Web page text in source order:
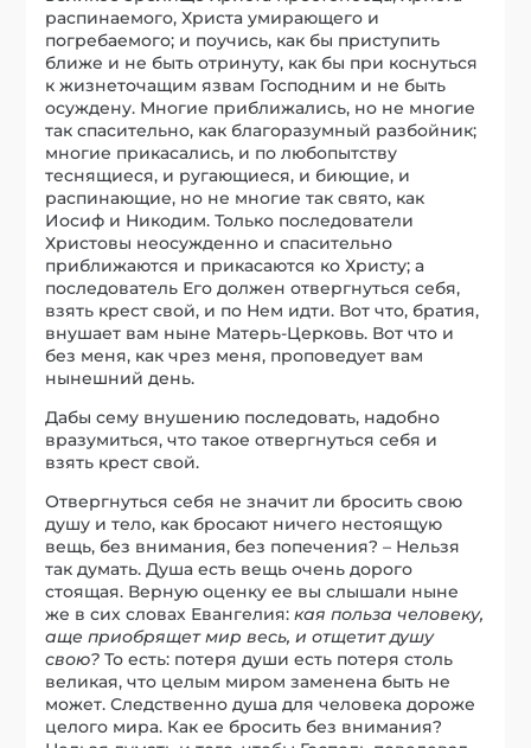
распинаемого, Христа умирающего и
погребаемого; и поучись, как бы приступить
ближе и не быть отринуту, как бы при коснуться
к жизнеточащим язвам Господним и не быть
осуждену. Многие приближались, но не многие
так спасительно, как благоразумный разбойник;
многие прикасались, и по любопытству
теснящиеся, и ругающиеся, и биющие, и
распинающие, но не многие так свято, как
Иосиф и Никодим. Только последователи
Христовы неосужденно и спасительно
приближаются и прикасаются ко Христу; а
последователь Его должен отвергнуться себя,
взять крест свой, и по Нем идти. Вот что, братия,
внушает вам ныне Матерь-Церковь. Вот что и
без меня, как чрез меня, проповедует вам
нынешний день.
Дабы сему внушению последовать, надобно
вразумиться, что такое отвергнуться себя и
взять крест свой.
Отвергнуться себя не значит ли бросить свою
душу и тело, как бросают ничего нестоящую
вещь, без внимания, без попечения? – Нельзя
так думать. Душа есть вещь очень дорого
стоящая. Верную оценку ее вы слышали ныне
же в сих словах Евангелия:кая польза человеку,
аще приобрящет мир весь, и отщетит душу
свою? То есть: потеря души есть потеря столь
великая, что целым миром заменена быть не
может. Следственно душа для человека дороже
целого мира. Как ее бросить без внимания?